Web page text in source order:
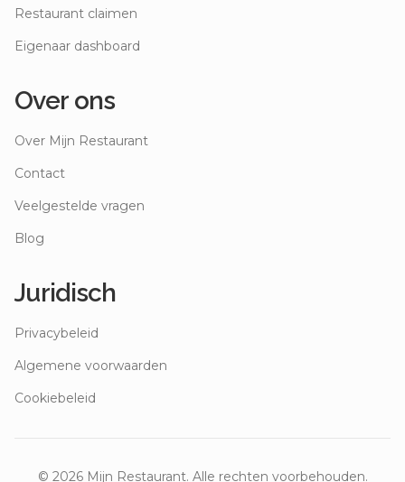
Restaurant claimen
Eigenaar dashboard
Over ons
Over Mijn Restaurant
Contact
Veelgestelde vragen
Blog
Juridisch
Privacybeleid
Algemene voorwaarden
Cookiebeleid
© 2026Mijn Restaurant. Alle rechten voorbehouden.